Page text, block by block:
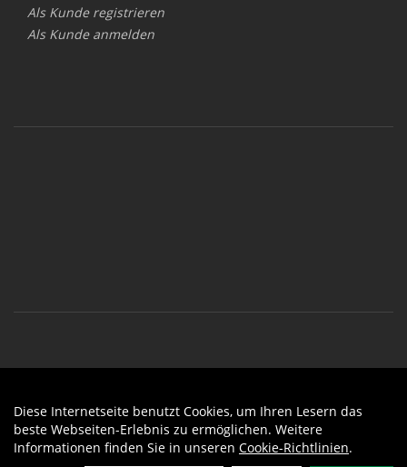
Als Kunde registrieren
Als Kunde anmelden
Diese Internetseite benutzt Cookies, um Ihren Lesern das
beste Webseiten-Erlebnis zu ermöglichen. Weitere
Informationen finden Sie in unseren Cookie-Richtlinien.
Auftrag widerrufen